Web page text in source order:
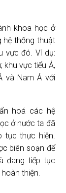
khoa học ở
hệ thống thuật
vực đó. Ví dụ:
khu vực tiểu Á,
và Nam Á với
hoá các hệ
ở nước ta đã
tục thực hiện.
biên soạn để
đang tiếp tục
thiện.